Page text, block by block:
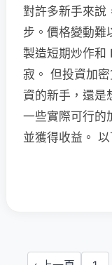
對許多新手來說
步。價格變動難
製造短期炒作和
寂。 但投資加
資的新手，還是
一些實際可行的
並獲得收益。